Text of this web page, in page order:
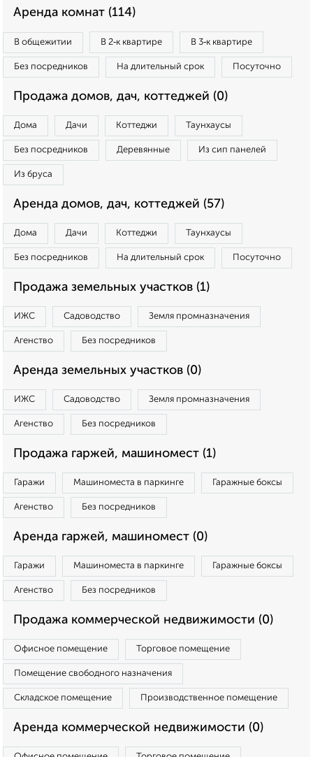
Аренда комнат (114)
В общежитии В 2‑к квартире В 3‑к квартире
Без посредников На длительный срок Посуточно
Продажа домов, дач, коттеджей (0)
Дома Дачи Коттеджи Таунхаусы
Без посредников Деревянные Из сип панелей
Из бруса
Аренда домов, дач, коттеджей (57)
Дома Дачи Коттеджи Таунхаусы
Без посредников На длительный срок Посуточно
Продажа земельных участков (1)
ИЖС Садоводство Земля промназначения
Агенство Без посредников
Аренда земельных участков (0)
ИЖС Садоводство Земля промназначения
Агенство Без посредников
Продажа гаржей, машиномест (1)
Гаражи Машиноместа в паркинге Гаражные боксы
Агенство Без посредников
Аренда гаржей, машиномест (0)
Гаражи Машиноместа в паркинге Гаражные боксы
Агенство Без посредников
Продажа коммерческой недвижимости (0)
Офисное помещение Торговое помещение
Помещение свободного назначения
Складское помещение Производственное помещение
Аренда коммерческой недвижимости (0)